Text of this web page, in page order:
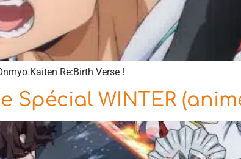
Kaiten Re:Birth Verse !
Spécial WINTER